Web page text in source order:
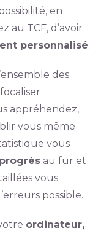
en
au TCF, d’avoir
personnalisé.
des
appréhendez,
vous même
vous
au fur et
vous
possible.
ordinateur,